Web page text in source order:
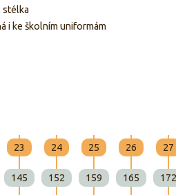
stélka
i ke školním uniformám
23 24 25 26 27
145 152 159 165 172